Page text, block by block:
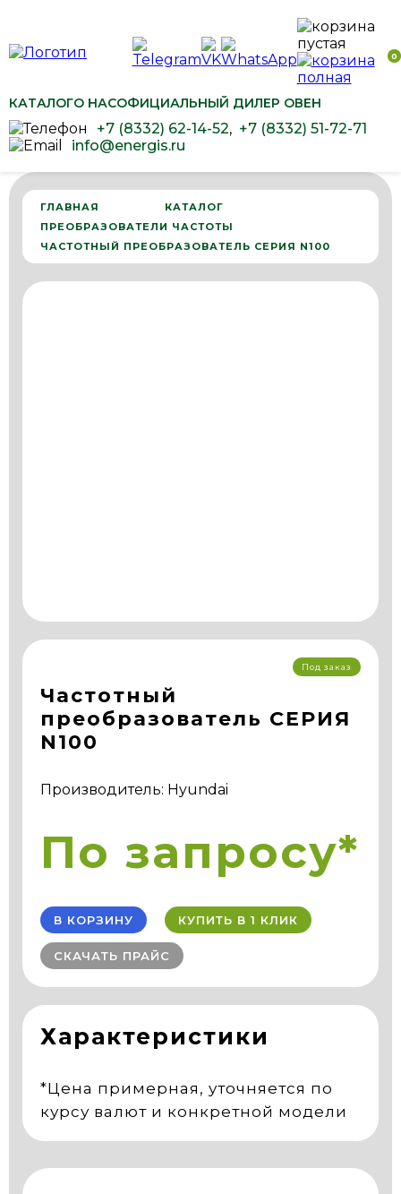
0
КАТАЛОГО НАСОФИЦИАЛЬНЫЙ ДИЛЕР ОВЕН
+7 (8332) 62-14-52, +7 (8332) 51-72-71
info@energis.ru
ГЛАВНАЯ
КАТАЛОГ
ПРЕОБРАЗОВАТЕЛИ ЧАСТОТЫ
ЧАСТОТНЫЙ ПРЕОБРАЗОВАТЕЛЬ СЕРИЯ N100
Частотный
преобразователь СЕРИЯ
N100
Производитель: Hyundai
Под заказ
По запросу*
В КОРЗИНУ КУПИТЬ В 1 КЛИК
СКАЧАТЬ ПРАЙС
Характеристики
*Цена примерная, уточняется по
курсу валют и конкретной модели